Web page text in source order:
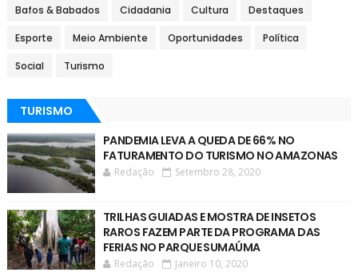
Bafos & Babados Cidadania Cultura Destaques
Esporte Meio Ambiente Oportunidades Política
Social Turismo
TURISMO
PANDEMIA LEVA A QUEDA DE 66% NO
FATURAMENTO DO TURISMO NO AMAZONAS
Redação Setembro 28, 2020
TRILHAS GUIADAS E MOSTRA DE INSETOS
RAROS FAZEM PARTE DA PROGRAMA DAS
FERIAS NO PARQUE SUMAÚMA
Redação Janeiro 10, 2020